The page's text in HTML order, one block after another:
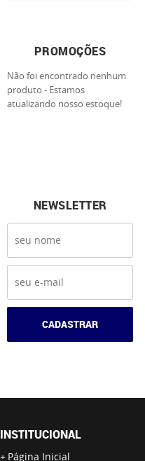
PROMOÇÕES
Não foi encontrado nenhum
produto - Estamos
atualizando nosso estoque!
NEWSLETTER
CADASTRAR
INSTITUCIONAL
Página Inicial